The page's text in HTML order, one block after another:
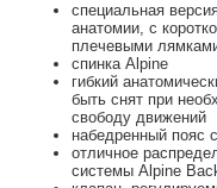
специальная
анатомии, с
плечевыми
спинка Alpine
гибкий
быть снят при
свободу движений
набедренный пояс
отличное
системы Alpine